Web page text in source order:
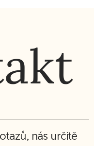
nás určitě